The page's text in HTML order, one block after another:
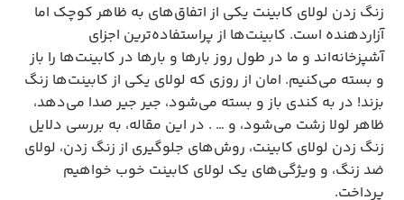
زنگ زدن لولای کابینت یکی از اتفاق‌های به ظاهر کوچک اما
آزاردهنده است. کابینت‌ها از پراستفاده‌ترین اجزای
آشپزخانه‌اند و ما در طول روز بارها و بارها در کابینت‌ها را باز
و بسته می‌کنیم. امان از روزی که لولای یکی از کابینت‌ها زنگ
بزند! در به کندی باز و بسته می‌شود، جیر جیر صدا می‌دهد،
ظاهر لولا زشت می‌شود، و … . در این مقاله، به بررسی دلایل
زنگ زدن لولای کابینت، روش‌های جلوگیری از زنگ زدن، لولای
ضد زنگ، و ویژگی‌های یک لولای کابینت خوب خواهیم
پرداخت.